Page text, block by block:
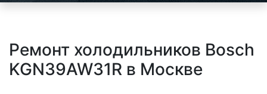
Ремонт холодильников Bosch
KGN39AW31R в Москве